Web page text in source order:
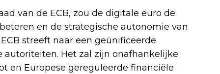
van de ECB, zou de digitale euro de
en de strategische autonomie van
streeft naar een geünificeerde
Het zal zijn onafhankelijke
en Europese gereguleerde financiële